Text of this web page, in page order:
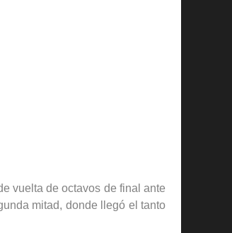
vuelta de octavos de final ante
mitad, donde llegó el tanto